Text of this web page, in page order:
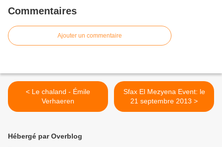
Commentaires
Ajouter un commentaire
< Le chaland - Émile
Verhaeren
Sfax El Mezyena Event: le
21 septembre 2013 >
Hébergé par Overblog